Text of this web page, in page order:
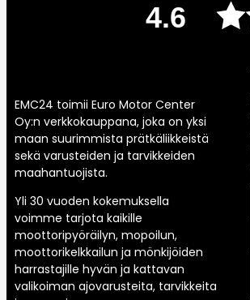
4.6
EMC24 toimii Euro Motor Center
Oy:n verkkokauppana, joka on yksi
maan suurimmista prätkäliikkeistä
sekä varusteiden ja tarvikkeiden
maahantuojista.
Yli 30 vuoden kokemuksella
voimme tarjota kaikille
moottoripyöräilyn, mopoilun,
moottorikelkkailun ja mönkijöiden
harrastajille hyvän ja kattavan
valikoiman ajovarusteita, tarvikkeita